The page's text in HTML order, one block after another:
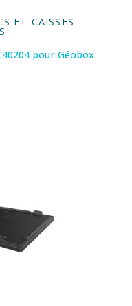
ET CAISSES
pour Géobox